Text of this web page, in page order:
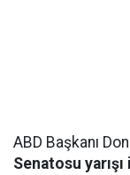
ABD Başkanı
Senatosu